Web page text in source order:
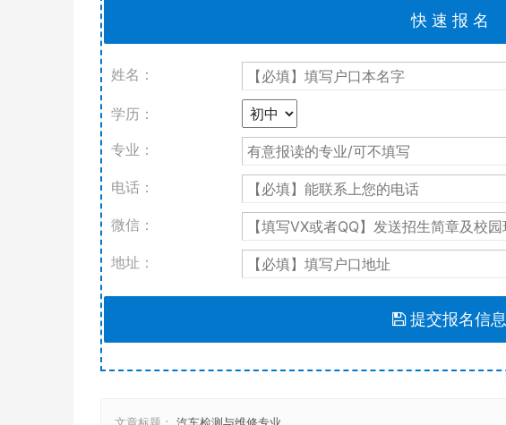
姓名：
学历：
专业：
电话：
微信：
地址：
提交报名信息